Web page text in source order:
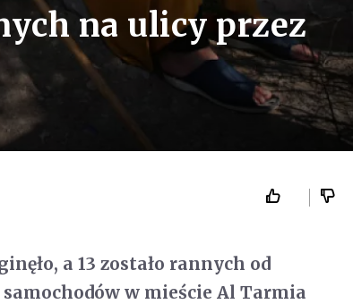
na ulicy przez
a 13 zostało rannych od
samochodów w mieście Al Tarmia